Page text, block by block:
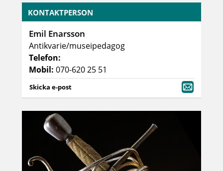
KONTAKTPERSON
Emil Enarsson
Antikvarie/museipedagog
Telefon:
Mobil: 070-620 25 51
Skicka e-post